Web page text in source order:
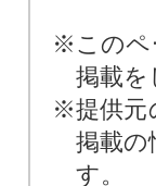
※このペ
掲載を
※提供元
掲載の
す。